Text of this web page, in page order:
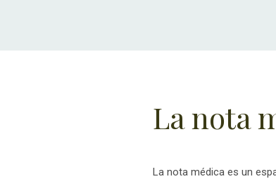
La nota
La nota médica es un